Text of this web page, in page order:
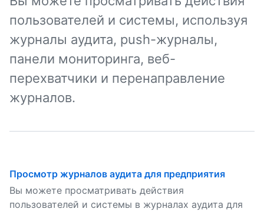
пользователей и системы, используя
журналы аудита, push-журналы,
панели мониторинга, веб-
перехватчики и перенаправление
журналов.
Просмотр журналов аудита для предприятия
Вы можете просматривать действия
пользователей и системы в журналах аудита для